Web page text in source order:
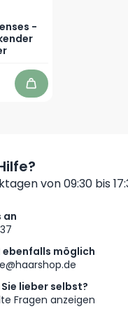
-
In den Warenkorb
von 09:30 bis
an
ebenfalls möglich
lieber selbst?
Fragen anzeigen